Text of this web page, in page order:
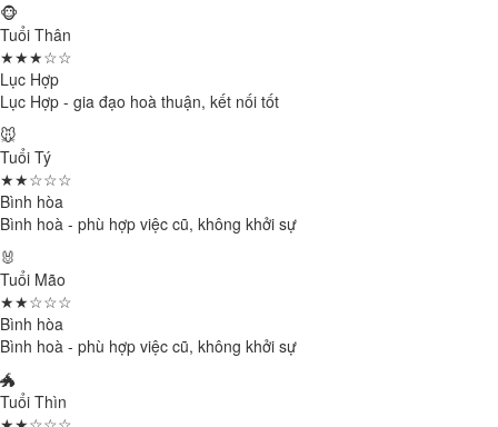
🐵
Tuổi Thân
★★★☆☆
Lục Hợp
Lục Hợp - gia đạo hoà thuận, kết nối tốt
🐭
Tuổi Tý
★★☆☆☆
Bình hòa
Bình hoà - phù hợp việc cũ, không khởi sự
🐰
Tuổi Mão
★★☆☆☆
Bình hòa
Bình hoà - phù hợp việc cũ, không khởi sự
🐲
Tuổi Thìn